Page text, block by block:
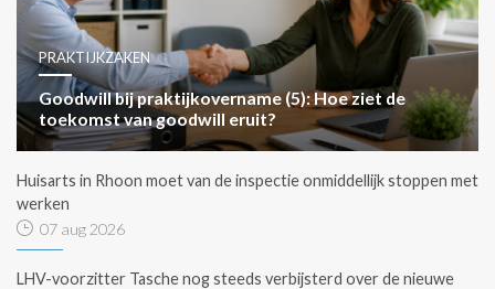
PRAKTIJKZAKEN
Goodwill bij praktijkovername (5): Hoe ziet de
toekomst van goodwill eruit?
Huisarts in Rhoon moet van de inspectie onmiddellijk stoppen met
werken
07 aug 2026
LHV-voorzitter Tasche nog steeds verbijsterd over de nieuwe